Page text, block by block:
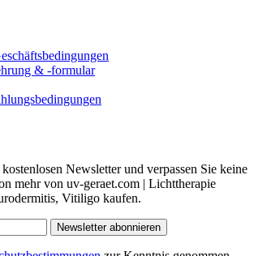
& -formular
Newsletter und verpassen Sie keine
mehr von uv-geraet.com | Lichttherapie
Vitiligo kaufen.
Newsletter abonnieren